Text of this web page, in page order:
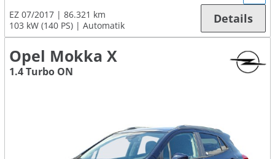
EZ 07/2017
86.321 km
103 kW (140 PS)
Automatik Details
Opel Mokka X
1.4 Turbo ON